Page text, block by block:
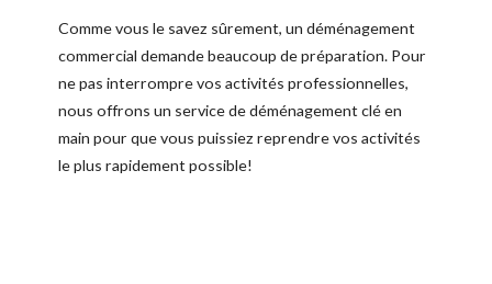
Comme vous le savez sûrement, un déménagement
commercial demande beaucoup de préparation. Pour
ne pas interrompre vos activités professionnelles,
nous offrons un service de déménagement clé en
main pour que vous puissiez reprendre vos activités
le plus rapidement possible!